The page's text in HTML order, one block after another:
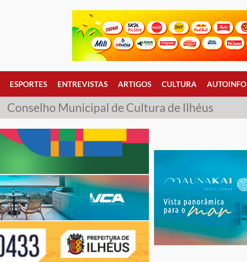
ESPORTES ENTREVISTAS ARTIGOS CULTURA AUTOINFO
Conselho Municipal de Cultura de Ilhéus